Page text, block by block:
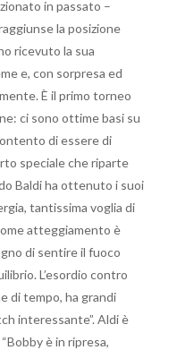
in passato –
la posizione
ricevuto la sua
e, con sorpresa ed
È il primo torneo
ci sono ottime basi su
di essere di
speciale che riparte
Baldi ha ottenuto i suoi
tantissima voglia di
atteggiamento è
di sentire il fuoco
L’esordio contro
di tempo, ha grandi
interessante”. Aldi è
è in ripresa,